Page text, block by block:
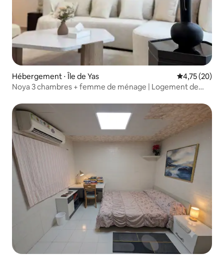
Hébergement ⋅ Île de Yas Évaluation
4,75 (20)
Noya 3 chambres + femme de ménage | Logement de